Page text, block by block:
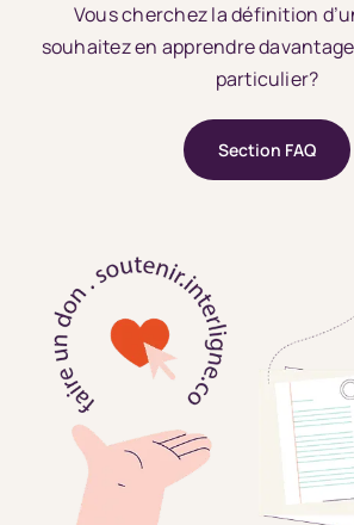
Vous cherchez la définition
souhaitez en apprendre
particulier?
Section FAQ